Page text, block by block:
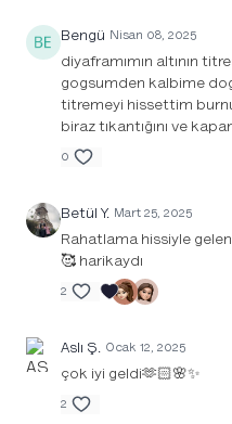
Bengü Nisan 08, 2025
diyaframımın altının
gogsumden kalbime
titremeyi hissettim
biraz tıkantığını ve
0
Betül Y. Mart 25, 2025
Rahatlama hissiyle gelen
🥰 harikaydı
2
Aslı Ş. Ocak 12, 2025
çok iyi geldi🫶🏻🌸✨
2